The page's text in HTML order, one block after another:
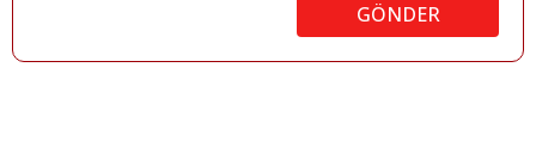
GÖNDER